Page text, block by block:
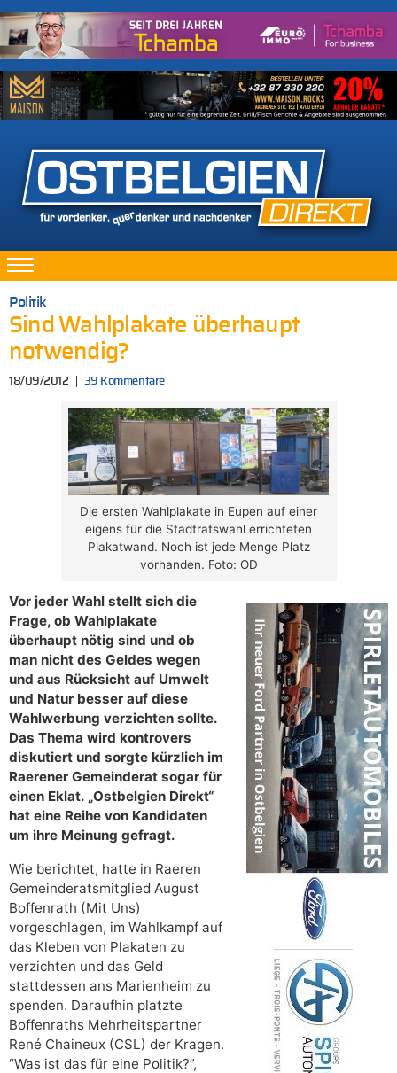
Politik
Sind Wahlplakate überhaupt
notwendig?
18/09/2012 39 Kommentare
Die ersten Wahlplakate in Eupen auf einer
eigens für die Stadtratswahl errichteten
Plakatwand. Noch ist jede Menge Platz
vorhanden. Foto: OD
Vor jeder Wahl stellt sich die
Frage, ob Wahlplakate
überhaupt nötig sind und ob
man nicht des Geldes wegen
und aus Rücksicht auf Umwelt
und Natur besser auf diese
Wahlwerbung verzichten sollte.
Das Thema wird kontrovers
diskutiert und sorgte kürzlich im
Raerener Gemeinderat sogar für
einen Eklat. „Ostbelgien Direkt“
hat eine Reihe von Kandidaten
um ihre Meinung gefragt.
Wie berichtet, hatte in Raeren
Gemeinderatsmitglied August
Boffenrath (Mit Uns)
vorgeschlagen, im Wahlkampf auf
das Kleben von Plakaten zu
verzichten und das Geld
stattdessen ans Marienheim zu
spenden. Daraufhin platzte
Boffenraths Mehrheitspartner
René Chaineux (CSL) der Kragen.
“Was ist das für eine Politik?”,